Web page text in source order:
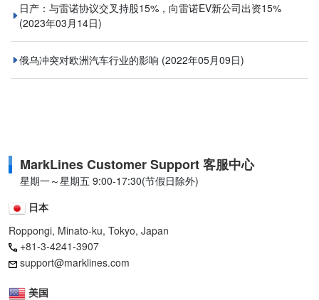
日产：与雷诺协议交叉持股15%，向雷诺EV新公司出资15%
(2023年03月14日)
俄乌冲突对欧洲汽车行业的影响 (2022年05月09日)
MarkLines Customer Support 客服中心
星期一～星期五 9:00-17:30(节假日除外)
日本
Roppongi, Minato-ku, Tokyo, Japan
+81-3-4241-3907
support@marklines.com
美国